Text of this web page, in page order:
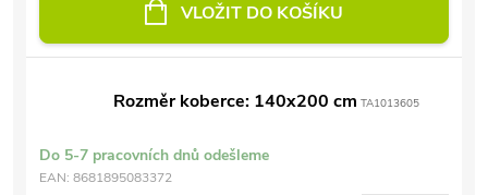
VLOŽIT DO KOŠÍKU
Rozměr koberce: 140x200 cm TA1013605
Do 5-7 pracovních dnů odešleme
EAN: 8681895083372